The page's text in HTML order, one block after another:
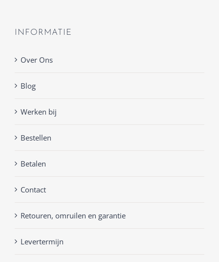
INFORMATIE
Over Ons
Blog
Werken bij
Bestellen
Betalen
Contact
Retouren, omruilen en garantie
Levertermijn